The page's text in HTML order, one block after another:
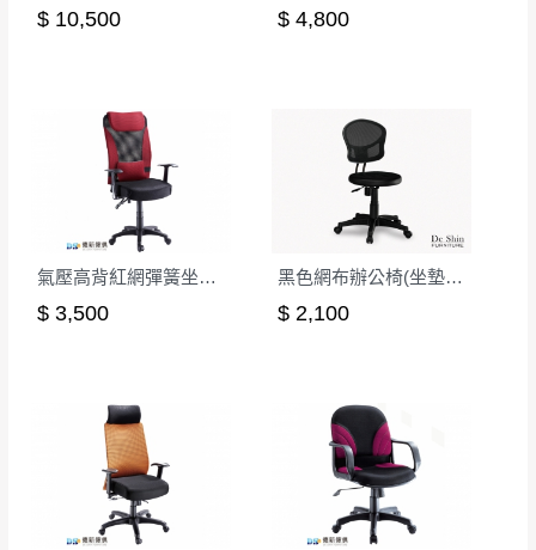
法順利配送，本公司除了盡最大努力完成配送外，視
狀況保有出貨的權利。
保護物流人員的工作安全，賣家無提供吊掛服務，若
需以吊車或其他的吊掛方式吊運，費用將由買方自行
因大型傢俱有組裝、配送的問題，並非一般快速到貨
商品，無法指定特定時間送達，司機當天到貨前皆會
如遇自然災害、政府宣布之災害警報等不可抗力情
事，而危及運送人員輸送之安全，本司得視狀況延後
或停止運送服務。
百貨公司配送暫無法配合開店前、閉店後時段，並送
至百貨公司卸貨區為限，恕無法送至指定樓面。
辦理退換貨。
台北市、新北市地區固定每周(三)、(日)兩天
收送貨，敬請見諒！
本公司部份商品無維修服務，超過7日鑑賞
期，商品使用年限，因客人使用習慣、居家
環境不同。若屬人為因素導致商品損壞、零
會進行維修)。
到貨7日內為鑑賞期(注意:鑑賞期非試用期)，
若非商品品質瑕疵問題於鑑賞期內退貨之情
形，我們需酌收退貨運費。
如欲放置營業場所及公開場合之商品則無享
$ 10,500 $ 4,800
氣壓高背紅網彈簧坐墊辦公椅
$ 3,500
黑色網布辦公椅(坐墊PU成型泡棉)
$ 2,100